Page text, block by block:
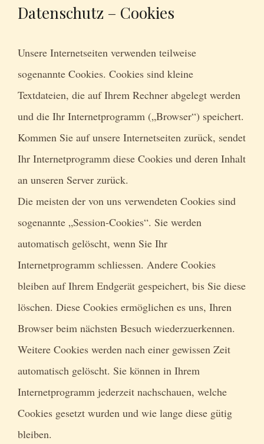
Datenschutz – Cookies
Unsere Internetseiten verwenden teilweise
sogenannte Cookies. Cookies sind kleine
Textdateien, die auf Ihrem Rechner abgelegt werden
und die Ihr Internetprogramm („Browser“) speichert.
Kommen Sie auf unsere Internetseiten zurück, sendet
Ihr Internetprogramm diese Cookies und deren Inhalt
an unseren Server zurück.
Die meisten der von uns verwendeten Cookies sind
sogenannte „Session-Cookies“. Sie werden
automatisch gelöscht, wenn Sie Ihr
Internetprogramm schliessen. Andere Cookies
bleiben auf Ihrem Endgerät gespeichert, bis Sie diese
löschen. Diese Cookies ermöglichen es uns, Ihren
Browser beim nächsten Besuch wiederzuerkennen.
Weitere Cookies werden nach einer gewissen Zeit
automatisch gelöscht. Sie können in Ihrem
Internetprogramm jederzeit nachschauen, welche
Cookies gesetzt wurden und wie lange diese gütig
bleiben.